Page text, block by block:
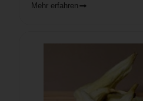
Mehr erfahren